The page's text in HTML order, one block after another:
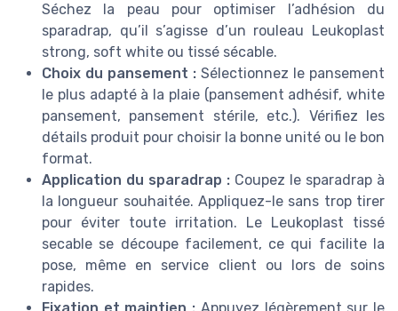
Séchez la peau pour optimiser l’adhésion du
sparadrap, qu’il s’agisse d’un rouleau Leukoplast
strong, soft white ou tissé sécable.
Choix du pansement : Sélectionnez le pansement
le plus adapté à la plaie (pansement adhésif, white
pansement, pansement stérile, etc.). Vérifiez les
détails produit pour choisir la bonne unité ou le bon
format.
Application du sparadrap : Coupez le sparadrap à
la longueur souhaitée. Appliquez-le sans trop tirer
pour éviter toute irritation. Le Leukoplast tissé
secable se découpe facilement, ce qui facilite la
pose, même en service client ou lors de soins
rapides.